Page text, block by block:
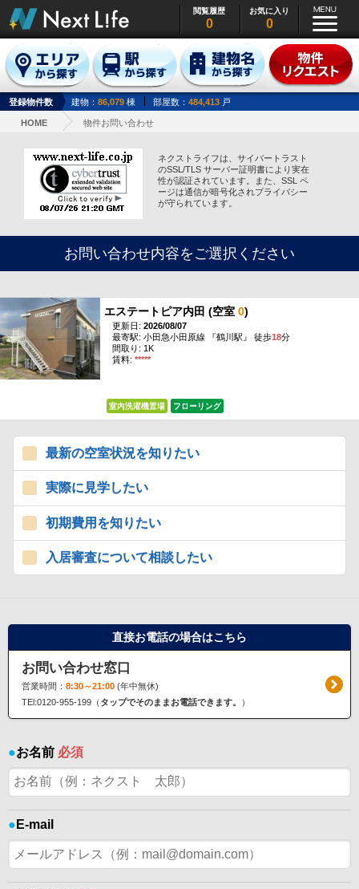
閲覧履歴
0
お気に入り
0
登録物件数 建物： 86,079 棟 部屋数： 484,413 戸
HOME 物件お問い合わせ
ネクストライフは、サイバートラスト
のSSL/TLS サーバー証明書により実在
性が認証されています。また、SSL ペ
ージは通信が暗号化されプライバシー
が守られています。
お問い合わせ内容をご選択ください
エステートピア内田 (空室 0)
更新日: 2026/08/07
最寄駅: 小田急小田原線 『鶴川駅』 徒歩18分
間取り: 1K
賃料: *****
室内洗濯機置場 フローリング
最新の空室状況を知りたい
実際に見学したい
初期費用を知りたい
入居審査について相談したい
直接お電話の場合はこちら
お問い合わせ窓口
営業時間： 8:30～21:00(年中無休)
TEl:0120-955-199（ タップでそのままお電話できます。 ）
●お名前 必須
● E-mail